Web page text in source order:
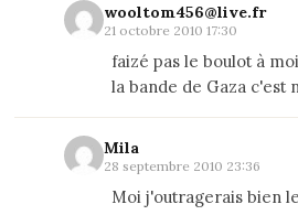
wooltom456@live.fr
21 octobre 2010 17:30
faizé pas le boulot à
la bande de Gaza c'est
Mila
28 septembre 2010 23:36
Moi j'outragerais bien